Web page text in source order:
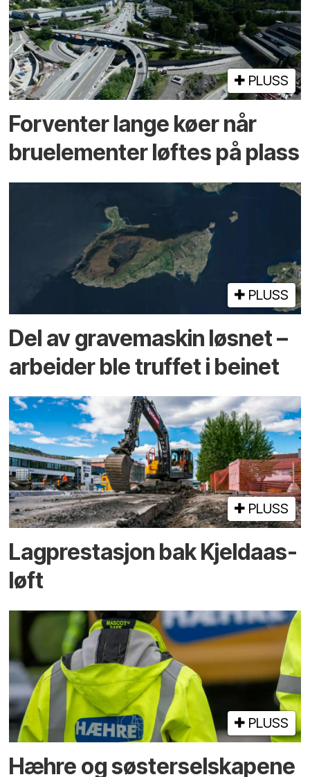
PLUSS
Forventer lange køer når
bru­elementer løftes på plass
PLUSS
Del av grave­maskin løsnet –
arbeider ble truffet i beinet
PLUSS
Lagprestasjon bak Kjeldaas-
løft
PLUSS
Hæhre og søster­selskapene